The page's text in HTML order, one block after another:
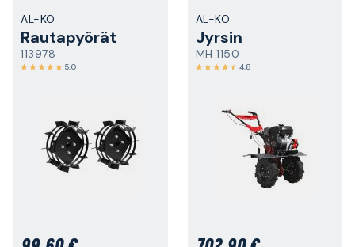
AL-KO
Rautapyörät
113978
5,0
AL-KO
Jyrsin
MH 1150
4,8